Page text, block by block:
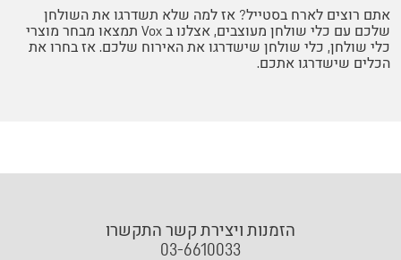
אתם רוצים לארח בסטייל? אז למה שלא תשדרגו את השולחן
שלכם עם כלי שולחן מעוצבים, אצלנו ב Vox תמצאו מבחר מוצרי
כלי שולחן, כלי שולחן שישדרגו את האירוח שלכם. אז בחרו את
הכלים שישדרגו אתכם.
הזמנות ויצירת קשר התקשרו
03-6610033